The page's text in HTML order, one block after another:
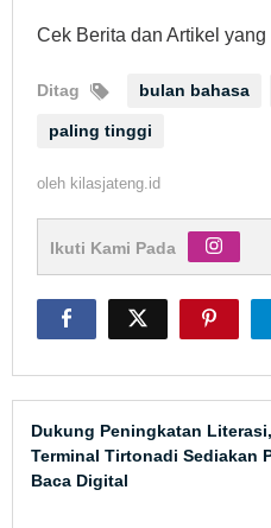
Cek Berita dan Artikel yang
Ditag bulan bahasa
paling tinggi
oleh kilasjateng.id
Ikuti Kami Pada
Dukung Peningkatan Literasi,
Terminal Tirtonadi Sediakan
Baca Digital